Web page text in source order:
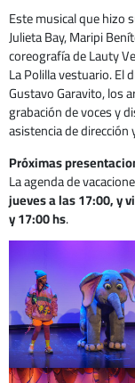
Este musical que hizo
Julieta Bay, Maripi
coreografía de Lauty
La Polilla vestuario. El
Gustavo Garavito, los
grabación de voces y
asistencia de dirección
Próximas
La agenda de
jueves a las 17:00, y
y 17:00 hs.